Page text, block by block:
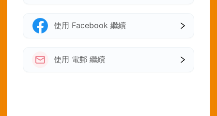
使用 Facebook 繼續
使用 電郵 繼續